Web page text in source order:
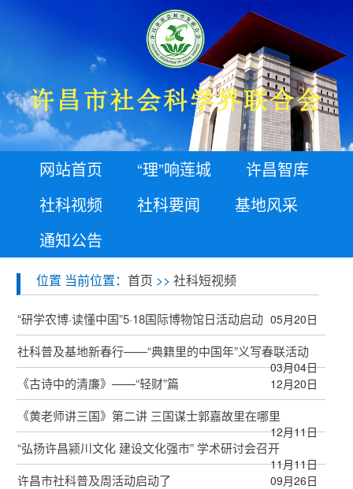
网站首页 “理”响莲城
许昌智库
社科视频
社科要闻
基地风采
通知公告
位置 当前位置： 首页 >> 社科短视频
“研学农博·读懂中国”5·18国际博物馆日活动启动 05月20日
社科普及基地新春行——“典籍里的中国年”义写春联活动
03月04日
《古诗中的清廉》——“轻财”篇 12月20日
《黄老师讲三国》第二讲 三国谋士郭嘉故里在哪里
12月11日
“弘扬许昌颍川文化 建设文化强市” 学术研讨会召开
11月11日
许昌市社科普及周活动启动了 09月26日